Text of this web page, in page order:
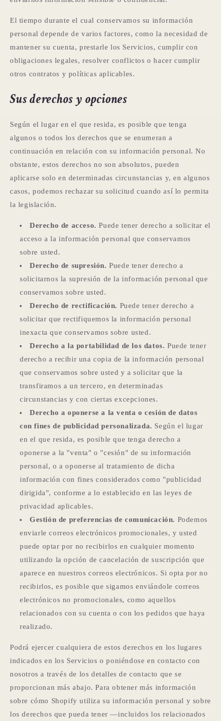
El tiempo durante el cual conservamos su información
personal depende de varios factores, como la necesidad de
mantener su cuenta, prestarle los Servicios, cumplir con
obligaciones legales, resolver conflictos o hacer cumplir
otros contratos y políticas aplicables.
Sus derechos y opciones
Según el lugar en el que resida, es posible que tenga
algunos o todos los derechos que se enumeran a
continuación en relación con su información personal. No
obstante, estos derechos no son absolutos, pueden
aplicarse solo en determinadas circunstancias y, en algunos
casos, podemos rechazar su solicitud cuando así lo permita
la legislación.
Derecho de acceso. Puede tener derecho a solicitar el
acceso a la información personal que conservamos
sobre usted.
Derecho de supresión. Puede tener derecho a
solicitarnos la supresión de la información personal que
conservamos sobre usted.
Derecho de rectificación. Puede tener derecho a
solicitar que rectifiquemos la información personal
inexacta que conservamos sobre usted.
Derecho a la portabilidad de los datos. Puede tener
derecho a recibir una copia de la información personal
que conservamos sobre usted y a solicitar que la
transfiramos a un tercero, en determinadas
circunstancias y con ciertas excepciones.
Derecho a oponerse a la venta o cesión de datos
con fines de publicidad personalizada. Según el lugar
en el que resida, es posible que tenga derecho a
oponerse a la "venta" o "cesión" de su información
personal, o a oponerse al tratamiento de dicha
información con fines considerados como "publicidad
dirigida", conforme a lo establecido en las leyes de
privacidad aplicables.
Gestión de preferencias de comunicación. Podemos
enviarle correos electrónicos promocionales, y usted
puede optar por no recibirlos en cualquier momento
utilizando la opción de cancelación de suscripción que
aparece en nuestros correos electrónicos. Si opta por no
recibirlos, es posible que sigamos enviándole correos
electrónicos no promocionales, como aquellos
relacionados con su cuenta o con los pedidos que haya
realizado.
Podrá ejercer cualquiera de estos derechos en los lugares
indicados en los Servicios o poniéndose en contacto con
nosotros a través de los detalles de contacto que se
proporcionan más abajo. Para obtener más información
sobre cómo Shopify utiliza su información personal y sobre
los derechos que pueda tener —incluidos los relacionados